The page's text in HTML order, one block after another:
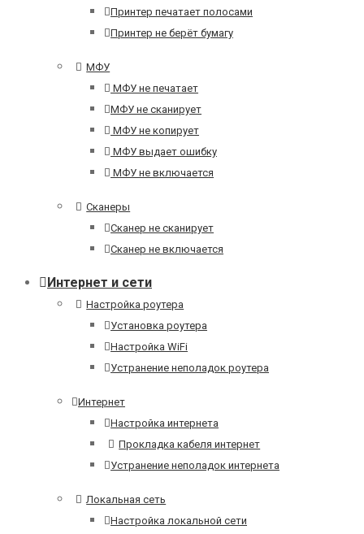
Принтер печатает полосами
Принтер не берёт бумагу
МФУ
МФУ не печатает
МФУ не сканирует
МФУ не копирует
МФУ выдает ошибку
МФУ не включается
Сканеры
Сканер не сканирует
Сканер не включается
Интернет и сети
Настройка роутера
Установка роутера
Настройка WiFi
Устранение неполадок роутера
Интернет
Настройка интернета
Прокладка кабеля интернет
Устранение неполадок интернета
Локальная сеть
Настройка локальной сети